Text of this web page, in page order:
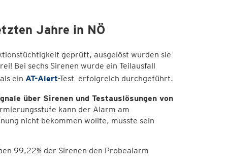
Jahre in NÖ
geprüft, ausgelöst wurden sie
Bei sechs Sirenen wurde ein Teilausfall
ein AT-Alert-Test erfolgreich durchgeführt.
über Sirenen und Testauslösungen von
kann der Alarm am
nicht bekommen wollte, musste sein
99,22% der Sirenen den Probealarm